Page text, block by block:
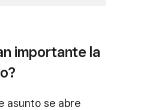
importante la
asunto se abre